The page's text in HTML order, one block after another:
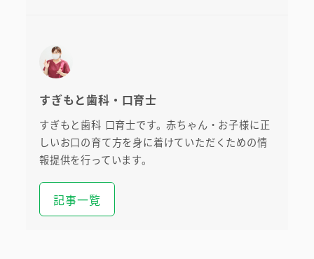
すぎもと歯科・口育士
すぎもと歯科 口育士です。赤ちゃん・お子様に正
しいお口の育て方を身に着けていただくための情
報提供を行っています。
記事一覧